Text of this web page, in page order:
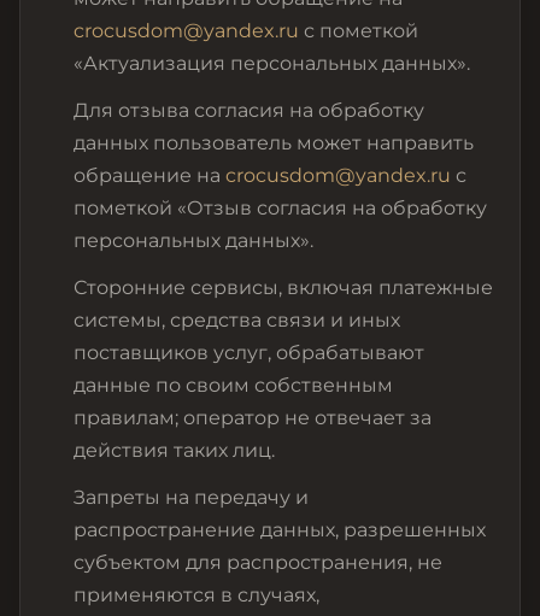
crocusdom@yandex.ru с пометкой
«Актуализация персональных данных».
Для отзыва согласия на обработку
данных пользователь может направить
обращение на crocusdom@yandex.ru с
пометкой «Отзыв согласия на обработку
персональных данных».
Сторонние сервисы, включая платежные
системы, средства связи и иных
поставщиков услуг, обрабатывают
данные по своим собственным
правилам; оператор не отвечает за
действия таких лиц.
Запреты на передачу и
распространение данных, разрешенных
субъектом для распространения, не
применяются в случаях,